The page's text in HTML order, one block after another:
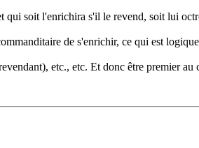
soit l'enrichira s'il le revend, soit lui
de s'enrichir, ce qui est
etc., etc. Et donc être premier